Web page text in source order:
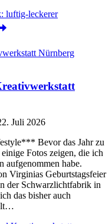
luftig-leckerer
Juli 2026
Bevor das Jahr zu
Fotos zeigen, die ich
aufgenommen habe.
Virginias Geburtstagsfeier
der Schwarzlichtfabrik in
das bisher auch